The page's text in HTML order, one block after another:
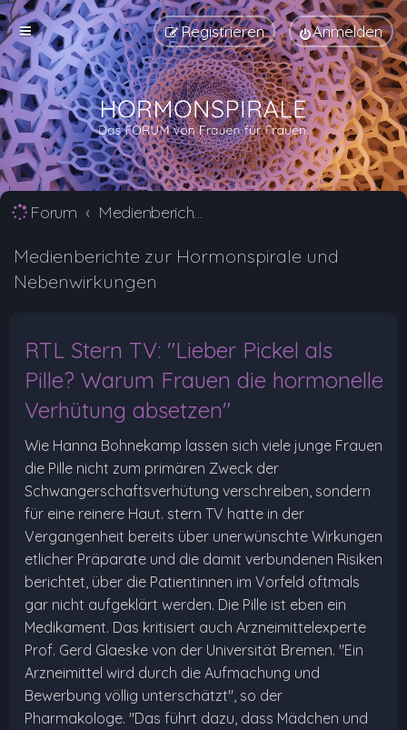
Anmelden
Registrieren
Forum Medienberichte zur Hormonspirale und Nebenwirkungen
Medienberichte zur Hormonspirale und
Nebenwirkungen
RTL Stern TV: "Lieber Pickel als
Pille? Warum Frauen die hormonelle
Verhütung absetzen"
Wie Hanna Bohnekamp lassen sich viele junge Frauen
die Pille nicht zum primären Zweck der
Schwangerschaftsverhütung verschreiben, sondern
für eine reinere Haut. stern TV hatte in der
Vergangenheit bereits über unerwünschte Wirkungen
etlicher Präparate und die damit verbundenen Risiken
berichtet, über die Patientinnen im Vorfeld oftmals
gar nicht aufgeklärt werden. Die Pille ist eben ein
Medikament. Das kritisiert auch Arzneimittelexperte
Prof. Gerd Glaeske von der Universität Bremen. "Ein
Arzneimittel wird durch die Aufmachung und
Bewerbung völlig unterschätzt", so der
Pharmakologe. "Das führt dazu, dass Mädchen und